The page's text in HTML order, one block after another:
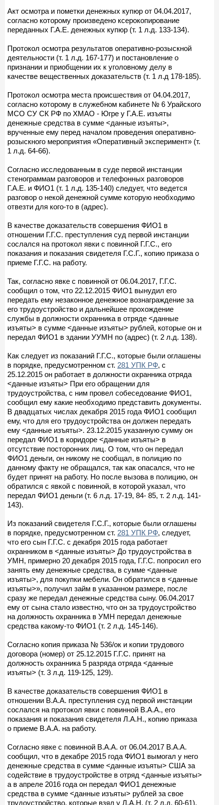
Акт осмотра и пометки денежных купюр от 04.04.2017,
согласно которому произведено ксерокопирование
переданных Г.А.Е. денежных купюр (т. 1 л.д. 133-134).
Протокол осмотра результатов оперативно-розыскной
деятельности (т. 1 л.д. 167-177) и постановление о
признании и приобщении их к уголовному делу в
качестве вещественных доказательств (т. 1 л.д 178-185).
Протокол осмотра места происшествия от 04.04.2017,
согласно которому в служебном кабинете № 6 Урайского
МСО СУ СК РФ по ХМАО - Югре у Г.А.Е. изъяты
денежные средства в сумме <данные изъяты>,
врученные ему перед началом проведения оперативно-
розыскного мероприятия «Оперативный эксперимент» (т.
1 л.д. 64-66).
Согласно исследованным в суде первой инстанции
стенограммам разговоров и телефонных разговоров
Г.А.Е. и ФИО1 (т. 1 л.д. 135-140) следует, что ведется
разговор о некой денежной сумме которую необходимо
отвезти для кого-то в (адрес).
В качестве доказательств совершения ФИО1 в
отношении Г.Г.С. преступления суд первой инстанции
сослался на протокол явки с повинной Г.Г.С., его
показания и показания свидетеля Г.С.Г., копию приказа о
приеме Г.Г.С. на работу.
Так, согласно явке с повинной от 06.04.2017, Г.Г.С.
сообщил о том, что 22.12.2015 ФИО1 вынудил его
передать ему незаконное денежное вознаграждение за
его трудоустройство и дальнейшее прохождение
службы в должности охранника в отряде <данные
изъяты> в сумме <данные изъяты> рублей, которые он и
передал ФИО1 в здании УУМН по (адрес) (т. 2 л.д. 138).
Как следует из показаний Г.Г.С., которые были оглашены
в порядке, предусмотренном ст. 281 УПК РФ, с
25.12.2015 он работает в должности охранника отряда
<данные изъяты> При его обращении для
трудоустройства, с ним провел собеседование ФИО1,
сообщил ему какие необходимо представить документы.
В двадцатых числах декабря 2015 года ФИО1 сообщил
ему, что для его трудоустройства он должен передать
ему <данные изъяты>. 23.12.2015 указанную сумму он
передал ФИО1 в коридоре <данные изъяты> в
отсутствие посторонних лиц. О том, что он передал
ФИО1 деньги, он никому не сообщал, в полицию по
данному факту не обращался, так как опасался, что не
будет принят на работу. Но после вызова в полицию, он
обратился с явкой с повинной, в которой указал, что
передал ФИО1 деньги (т. 6 л.д. 17-19, 84- 85, т. 2 л.д. 141-
143).
Из показаний свидетеля Г.С.Г., которые были оглашены
в порядке, предусмотренном ст. 281 УПК РФ, следует,
что его сын Г.Г.С. с декабря 2015 года работает
охранником в <данные изъяты> До трудоустройства в
УМН, примерно 20 декабря 2015 года, Г.Г.С. попросил его
занять ему денежные средства, в сумме <данные
изъяты>, для покупки мебели. Он обратился в <данные
изъяты>», получил займ в указанном размере, после
сразу же передал денежные средства сыну. 06.04.2017
ему от сына стало известно, что он за трудоустройство
на должность охранника в УМН передал денежные
средства какому-то ФИО1 (т. 2 л.д. 145-146).
Согласно копия приказа № 536/ок и копии трудового
договора (номер) от 25.12.2015 Г.Г.С. принят на
должность охранника 5 разряда отряда <данные
изъяты> (т. 3 л.д. 119-125, 129).
В качестве доказательств совершения ФИО1 в
отношении В.А.А. преступления суд первой инстанции
сослался на протокол явки с повинной В.А.А., его
показания и показания свидетеля Л.А.Н., копию приказа
о приеме В.А.А. на работу.
Согласно явке с повинной В.А.А. от 06.04.2017 В.А.А.
сообщил, что в декабре 2015 года ФИО1 вымогал у него
денежные средства в сумме <данные изъяты> США за
содействие в трудоустройстве в отряд <данные изъяты>
а в апреле 2016 года он передал ФИО1 денежные
средства в сумме <данные изъяты> рублей за свое
трудоустройство, которые взял у Л.А.Н. (т. 2 л.д. 60-61).